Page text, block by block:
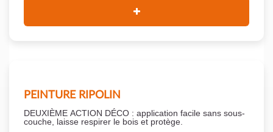
PEINTURE RIPOLIN
DEUXIÈME ACTION DÉCO : application facile sans sous-
couche, laisse respirer le bois et protège.